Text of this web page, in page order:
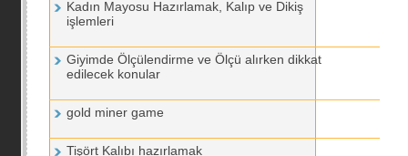
Kadın Mayosu Hazırlamak, Kalıp ve Dikiş
işlemleri
Giyimde Ölçülendirme ve Ölçü alırken dikkat
edilecek konular
gold miner game
Tişört Kalıbı hazırlamak